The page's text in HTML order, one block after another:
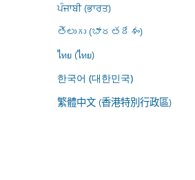
ਪੰਜਾਬੀ (ਭਾਰਤ)
తెలుగు (భారతదేశం)
ไทย (ไทย)
한국어 (대한민국)
繁體中文 (香港特別行政區)